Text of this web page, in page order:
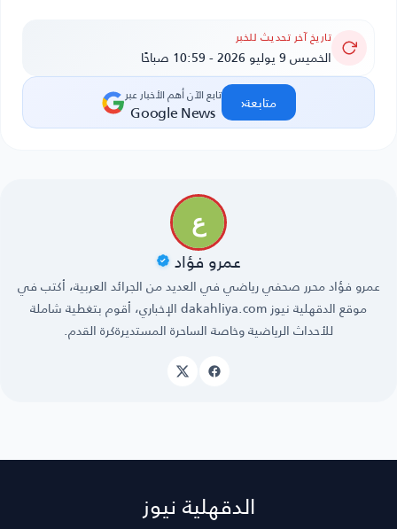
تاريخ آخر تحديث للخبر
الخميس 9 يوليو 2026 - 10:59 صباحًا
تابع الآن أهم الأخبار عبر
Google News متابعة‹
عمرو فؤاد
عمرو فؤاد ‏محرر صحفي رياضي في العديد من الجرائد العربية، أكتب في
موقع الدقهلية نيوز dakahliya.com الإخباري، أقوم بتغطية شاملة
للأحداث الرياضية وخاصة الساحرة المستديرةكرة القدم.
الدقهلية نيوز